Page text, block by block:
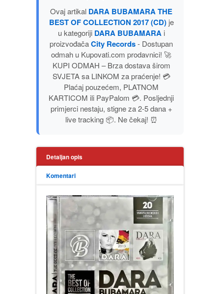
POPULARNA PSIHOLOGIJA
PRIČE
PUBLICISTIKA
PUTOPISI
TEORIJE ZAVERE
TINEJDŽ
TRILERI
UMETNOST
Ovaj artikal DARA BUBAMARA THE
BEST OF COLLECTION 2017 (CD)je
u kategoriji DARA BUBAMARA i
proizvođačaCity Records- Dostupan
odmah u Kupovati.com prodavnici! 🚀
KUPI ODMAH – Brza dostava širom
SVJETA sa LINKOM za praćenje! 💳
Plaćaj pouzećem, PLATNOM
KARTICOM ili PayPalom 💳. Posljednji
primjerci nestaju, stigne za 2-5 dana +
live tracking 📦. Ne čekaj! ⏰
Detaljan opis
Komentari